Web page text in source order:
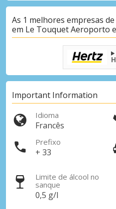
As 1 melhores empresas
em Le Touquet Aeroporto
Important Information
Idioma
Francês
Prefixo
+ 33
Limite de álcool no
sanque
0,5 g/l